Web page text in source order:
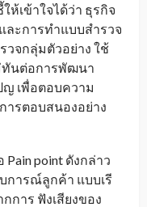
ห้เข้าใจได้ว่า ธุรกิจ
ละการทำแบบสำรวจ
วจกลุ่มตัวอย่าง ใช้
ทันต่อการพัฒนา
เพื่อตอบความ
ารตอบสนองอย่าง
point ดังกล่าว
การณ์ลูกค้า แบบเรี
การ ฟังเสียงของ